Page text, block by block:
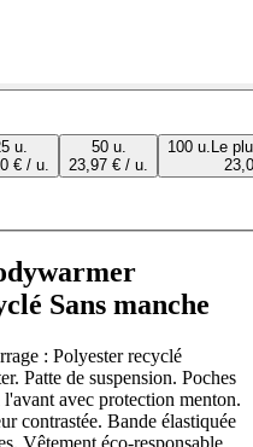
u.
€ / u.
50 u.
23,97 € / u.
100 u. Le
Sans manche
: Polyester recyclé
Patte de suspension. Poches
avec protection menton.
contrastée. Bande élastiquée